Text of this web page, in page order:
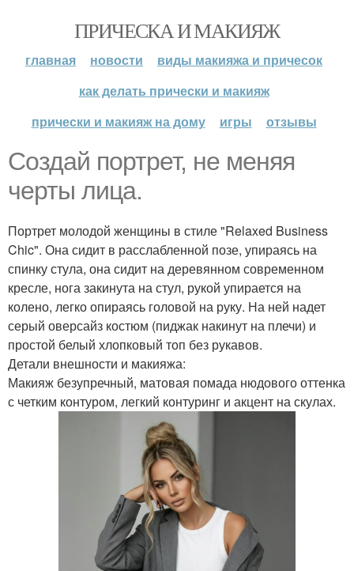
ПРИЧЕСКА И МАКИЯЖ
главная новости
виды макияжа и причесок
как делать прически и макияж
прически и макияж на дому
игры отзывы
Создай портрет, не меняя
черты лица.
Портрет молодой женщины в стиле "Relaxed Business
Chic". Она сидит в расслабленной позе, упираясь на
спинку стула, она сидит на деревянном современном
кресле, нога закинута на стул, рукой упирается на
колено, легко опираясь головой на руку. На ней надет
серый оверсайз костюм (пиджак накинут на плечи) и
простой белый хлопковый топ без рукавов.
Детали внешности и макияжа:
Макияж безупречный, матовая помада нюдового оттенка
с четким контуром, легкий контуринг и акцент на скулах.